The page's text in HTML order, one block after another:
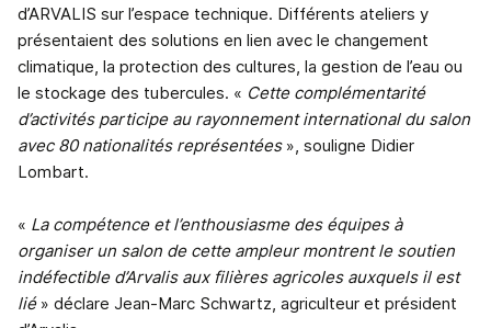
d’ARVALIS sur l’espace technique. Différents ateliers y
présentaient des solutions en lien avec le changement
climatique, la protection des cultures, la gestion de l’eau ou
le stockage des tubercules. « Cette complémentarité
d’activités participe au rayonnement international du salon
avec 80 nationalités représentées», souligne Didier
Lombart.
« La compétence et l’enthousiasme des équipes à
organiser un salon de cette ampleur montrent le soutien
indéfectible d’Arvalis aux filières agricoles auxquels il est
lié» déclare Jean-Marc Schwartz, agriculteur et président